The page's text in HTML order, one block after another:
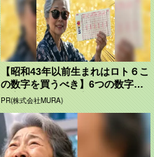
【昭和43年以前生まれはロト６こ
の数字を買うべき】6つの数字が
「完全一致」する方...
PR(株式会社MURA)